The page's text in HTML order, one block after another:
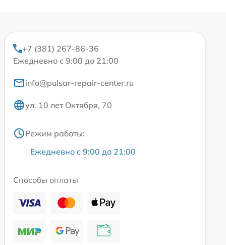
+7 (381) 267-86-36
Ежедневно с 9:00 до 21:00
info@pulsar-repair-center.ru
ул. 10 лет Октября, 70
Режим работы:
Ежедневно с 9:00 до 21:00
Способы оплаты